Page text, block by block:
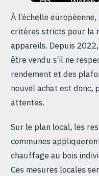
À l’échelle
critères stricts pour la
appareils. Depuis
être vendu s’il ne
rendement et des
nouvel achat est donc,
attentes.
Sur le plan local, les
communes
chauffage au bois
Ces mesures locales